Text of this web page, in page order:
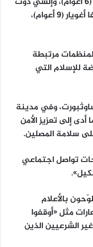
ستانكومب (7 أعوام)، وأليس داسيلفا أغويار (9 أعوام)،
مرتبطة
للإسلام التي
وفي مدينة
إلى تعزيز الأمن
سلامة المصلين.
تواصل اجتماعي
بالأعلام
مثل «أوقفوا
الشرعيين الذين